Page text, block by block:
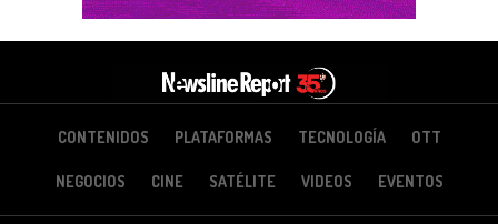
CONTENIDOS PLATAFORMAS TECNOLOGÍA OTT
NEGOCIOS CINE SATÉLITE VIDEOS EVENTOS